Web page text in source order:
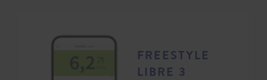
FREESTYLE
LIBRE 3